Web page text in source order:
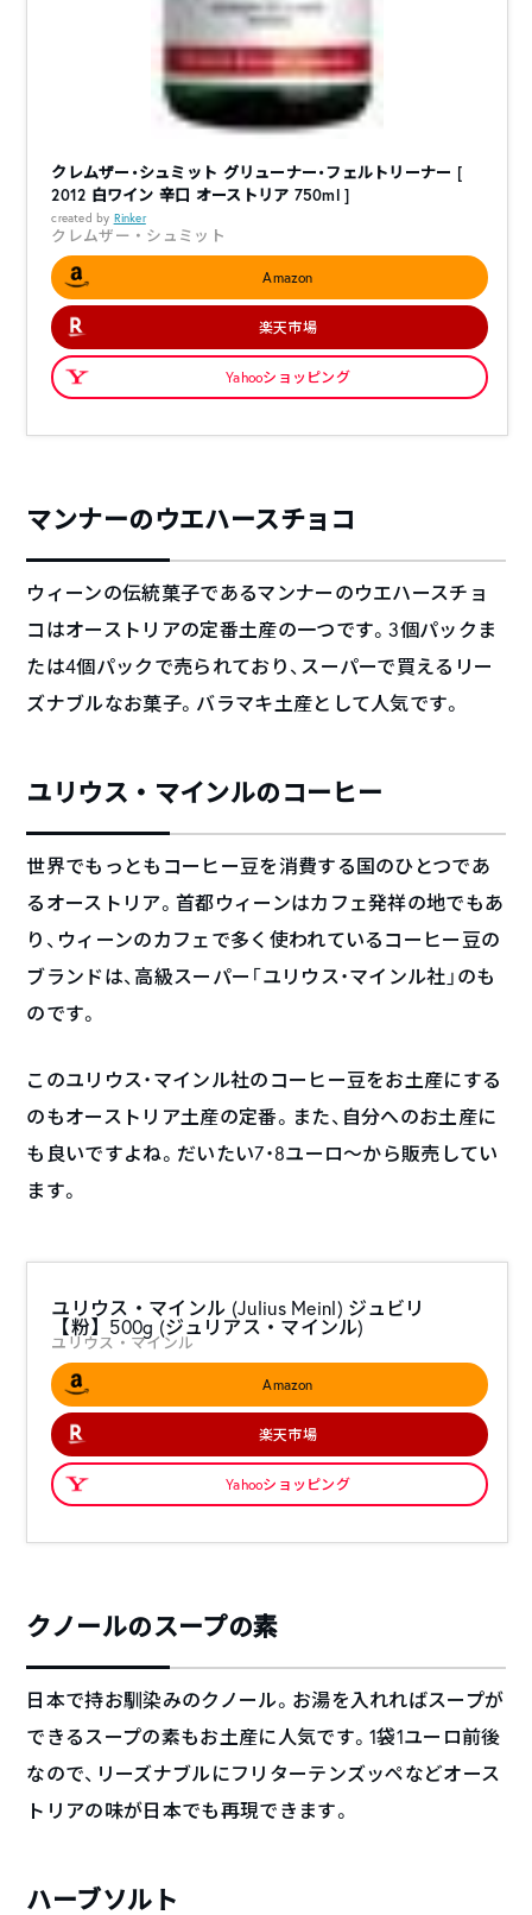
クレムザー・シュミット グリューナー・フェルトリーナー [
2012 白ワイン 辛口 オーストリア 750ml ]
created by Rinker
クレムザー・シュミット
Amazon
楽天市場
Yahooショッピング
マンナーのウエハースチョコ
ウィーンの伝統菓子であるマンナーのウエハースチョ
コはオーストリアの定番土産の一つです。3個パックま
たは4個パックで売られており、スーパーで買えるリー
ズナブルなお菓子。バラマキ土産として人気です。
ユリウス・マインルのコーヒー
世界でもっともコーヒー豆を消費する国のひとつであ
るオーストリア。首都ウィーンはカフェ発祥の地でもあ
り、ウィーンのカフェで多く使われているコーヒー豆の
ブランドは、高級スーパー「ユリウス・マインル社」のも
のです。
このユリウス・マインル社のコーヒー豆をお土産にする
のもオーストリア土産の定番。また、自分へのお土産に
も良いですよね。だいたい7・8ユーロ～から販売してい
ます。
ユリウス・マインル (Julius Meinl) ジュビリ
【粉】500g (ジュリアス・マインル)
ユリウス・マインル
Amazon
楽天市場
Yahooショッピング
クノールのスープの素
日本で持お馴染みのクノール。お湯を入れればスープが
できるスープの素もお土産に人気です。1袋1ユーロ前後
なので、リーズナブルにフリターテンズッペなどオース
トリアの味が日本でも再現できます。
ハーブソルト